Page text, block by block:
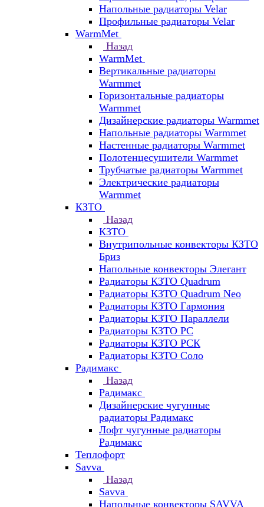
Напольные радиаторы Velar
Профильные радиаторы Velar
WarmMet
Назад
WarmMet
Вертикальные радиаторы
Warmmet
Горизонтальные радиаторы
Warmmet
Дизайнерские радиаторы Warmmet
Напольные радиаторы Warmmet
Настенные радиаторы Warmmet
Полотенцесушители Warmmet
Трубчатые радиаторы Warmmet
Электрические радиаторы
Warmmet
КЗТО
Назад
КЗТО
Внутрипольные конвекторы КЗТО
Бриз
Напольные конвекторы Элегант
Радиаторы КЗТО Quadrum
Радиаторы КЗТО Quadrum Neo
Радиаторы КЗТО Гармония
Радиаторы КЗТО Параллели
Радиаторы КЗТО РС
Радиаторы КЗТО РСК
Радиаторы КЗТО Соло
Радимакс
Назад
Радимакс
Дизайнерские чугунные
радиаторы Радимакс
Лофт чугунные радиаторы
Радимакс
Теплофорт
Savva
Назад
Savva
Напольные конвекторы SAVVA